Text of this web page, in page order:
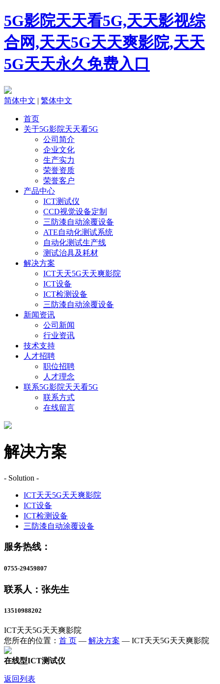
5G影院天天看5G,天天影视综
合网,天天5G天天爽影院,天天
5G天天永久免费入口
简体中文 | 繁体中文
首页
关于5G影院天天看5G
公司简介
企业文化
生产实力
荣誉资质
荣誉客户
产品中心
ICT测试仪
CCD视觉设备定制
三防漆自动涂覆设备
ATE自动化测试系统
自动化测试生产线
测试治具及耗材
解决方案
ICT天天5G天天爽影院
ICT设备
ICT检测设备
三防漆自动涂覆设备
新闻资讯
公司新闻
行业资讯
技术支持
人才招聘
职位招聘
人才理念
联系5G影院天天看5G
联系方式
在线留言
解决方案
- Solution -
ICT天天5G天天爽影院
ICT设备
ICT检测设备
三防漆自动涂覆设备
服务热线：
0755-29459807
联系人：张先生
13510988202
ICT天天5G天天爽影院
您所在的位置： 首 页 — 解决方案 — ICT天天5G天天爽影院
在线型ICT测试仪
返回列表